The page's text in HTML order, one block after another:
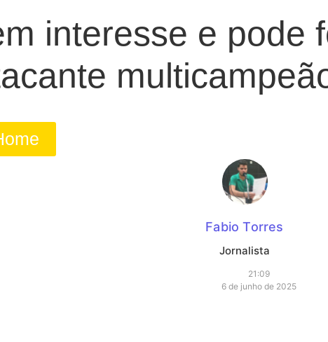
interesse e pode
Fabio Torres
Jornalista
21:09
6 de junho de 2025